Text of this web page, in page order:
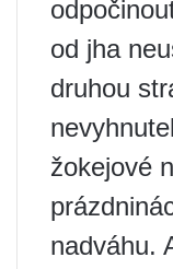
od jha
druhou
žokejové
nadváhu.